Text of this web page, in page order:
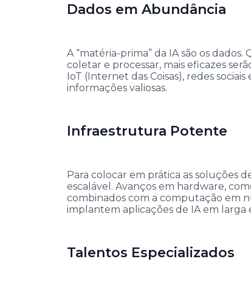
Dados em Abundância
A “matéria-prima” da IA são os
coletar e processar, mais eficazes
IoT (Internet das Coisas), redes
informações valiosas.
Infraestrutura Potente
Para colocar em prática as soluções
escalável. Avanços em hardware,
combinados com a computação em
implantem aplicações de IA em larga
Talentos Especializados